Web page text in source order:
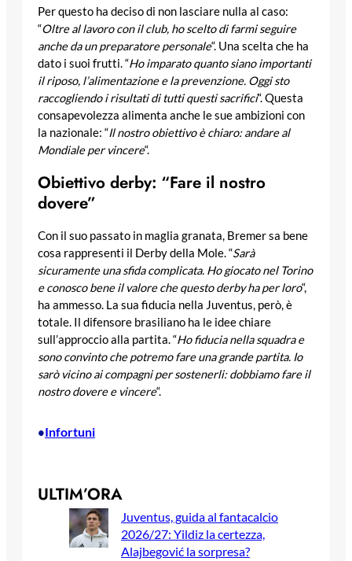
Per questo ha deciso di non lasciare nulla al caso:
“Oltre al lavoro con il club, ho scelto di farmi seguire
anche da un preparatore personale“. Una scelta che ha
dato i suoi frutti. “Ho imparato quanto siano importanti
il riposo, l’alimentazione e la prevenzione. Oggi sto
raccogliendo i risultati di tutti questi sacrifici“. Questa
consapevolezza alimenta anche le sue ambizioni con
la nazionale: “Il nostro obiettivo è chiaro: andare al
Mondiale per vincere“.
Obiettivo derby: “Fare il nostro
dovere”
Con il suo passato in maglia granata, Bremer sa bene
cosa rappresenti il Derby della Mole. “Sarà
sicuramente una sfida complicata. Ho giocato nel Torino
e conosco bene il valore che questo derby ha per loro“,
ha ammesso. La sua fiducia nella Juventus, però, è
totale. Il difensore brasiliano ha le idee chiare
sull’approccio alla partita. “Ho fiducia nella squadra e
sono convinto che potremo fare una grande partita. Io
sarò vicino ai compagni per sostenerli: dobbiamo fare il
nostro dovere e vincere“.
•Infortuni
ULTIM’ORA
Juventus, guida al fantacalcio
2026/27: Yildiz la certezza,
Alajbegović la sorpresa?